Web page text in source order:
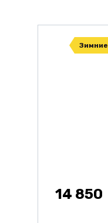
Зимние
14 850